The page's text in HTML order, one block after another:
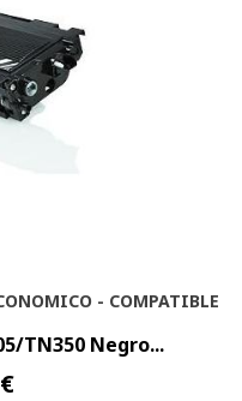
- COMPATIBLE
TN350 Negro...